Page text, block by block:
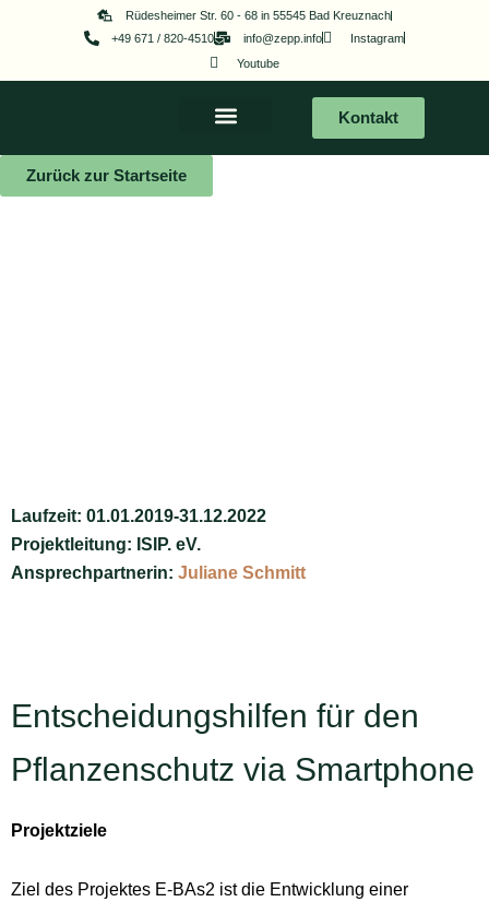
Rüdesheimer Str. 60 - 68 in 55545 Bad Kreuznach
+49 671 / 820-4510
info@zepp.info
Instagram
Youtube
Kontakt
Zurück zur Startseite
Laufzeit: 01.01.2019-31.12.2022
Projektleitung: ISIP. eV.
Ansprechpartnerin: Juliane Schmitt
Entscheidungshilfen für den
Pflanzenschutz via Smartphone
Projektziele
Ziel des Projektes E-BAs2 ist die Entwicklung einer